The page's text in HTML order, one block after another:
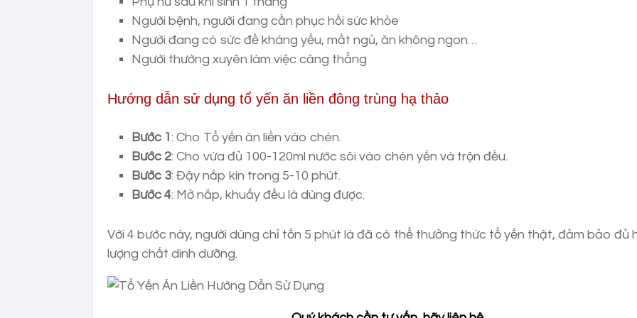
Người bệnh, người đang cần phục hồi sức khỏe
Người đang có sức đề kháng yếu, mất ngủ, ăn không ngon…
Người thường xuyên làm việc căng thẳng
Hướng dẫn sử dụng tổ yến ăn liền đông trùng hạ thảo
Bước 1: Cho Tổ yến ăn liền vào chén.
Bước 2: Cho vừa đủ 100-120ml nước sôi vào chén yến và trộn đều.
Bước 3: Đậy nắp kín trong 5-10 phút.
Bước 4: Mở nắp, khuấy đều là dùng được.
Với 4 bước này, người dùng chỉ tốn 5 phút là đã có thể thưởng thức tổ yến thật, đảm bảo đủ
lượng chất dinh dưỡng.